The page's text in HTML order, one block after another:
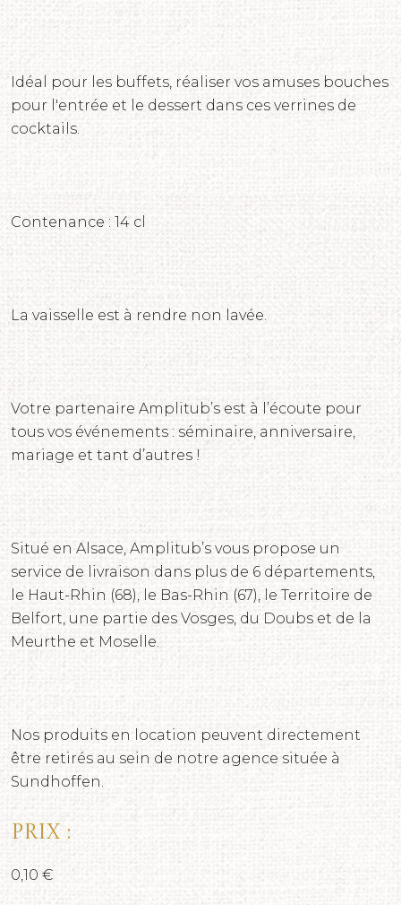
Idéal pour les buffets, réaliser vos amuses bouches
pour l'entrée et le dessert dans ces verrines de
cocktails.
Contenance : 14 cl
La vaisselle est à rendre non lavée.
Votre partenaire Amplitub’s est à l’écoute pour
tous vos événements : séminaire, anniversaire,
mariage et tant d’autres !
Situé en Alsace, Amplitub’s vous propose un
service de livraison dans plus de 6 départements,
le Haut-Rhin (68), le Bas-Rhin (67), le Territoire de
Belfort, une partie des Vosges, du Doubs et de la
Meurthe et Moselle.
Nos produits en location peuvent directement
être retirés au sein de notre agence située à
Sundhoffen.
Prix :
0,10 €